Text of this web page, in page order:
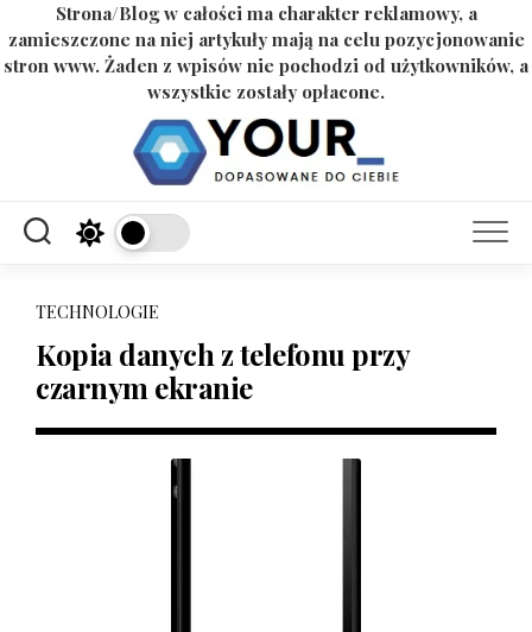
Strona/Blog w całości ma charakter reklamowy, a
zamieszczone na niej artykuły mają na celu pozycjonowanie
stron www. Żaden z wpisów nie pochodzi od użytkowników, a
wszystkie zostały opłacone.
TECHNOLOGIE
Kopia danych z telefonu przy
czarnym ekranie